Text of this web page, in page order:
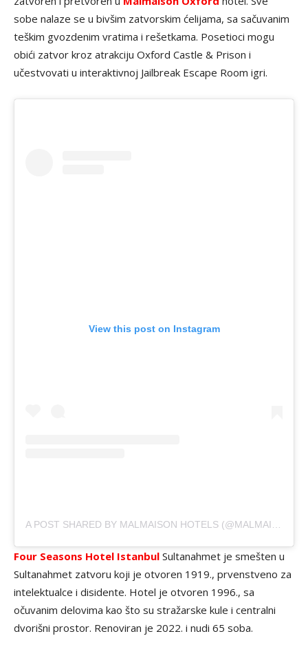
sobe nalaze se u bivšim zatvorskim ćelijama, sa sačuvanim
teškim gvozdenim vratima i rešetkama. Posetioci mogu
obići zatvor kroz atrakciju Oxford Castle & Prison i
učestvovati u interaktivnoj Jailbreak Escape Room igri.
View this post on Instagram
A POST SHARED BY MALMAISON HOTELS (@MALMAISONHOTELS)
Four Seasons Hotel Istanbul Sultanahmet je smešten u
Sultanahmet zatvoru koji je otvoren 1919., prvenstveno za
intelektualce i disidente. Hotel je otvoren 1996., sa
očuvanim delovima kao što su stražarske kule i centralni
dvorišni prostor. Renoviran je 2022. i nudi 65 soba.